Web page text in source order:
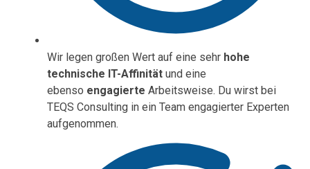
Wir legen großen Wert auf eine sehr hohe
technische IT-Affinität und eine
ebenso engagierte Arbeitsweise. Du wirst bei
TEQS Consulting in ein Team engagierter Experten
aufgenommen.